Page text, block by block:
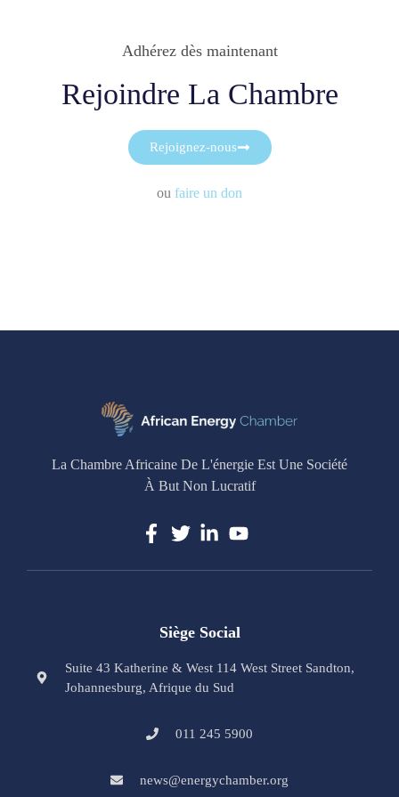
Adhérez dès maintenant
Rejoindre La Chambre
Rejoignez-nous
ou faire un don
La Chambre Africaine De L'énergie Est Une Société
À But Non Lucratif
Siège Social
Suite 43 Katherine & West 114 West Street Sandton,
Johannesburg, Afrique du Sud
011 245 5900
news@energychamber.org